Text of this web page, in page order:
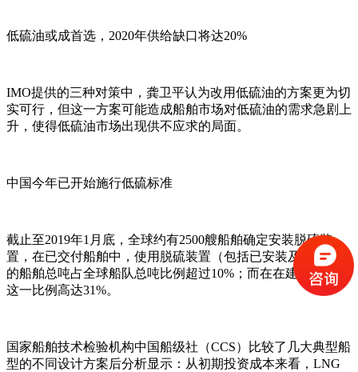
低硫油或成首选，2020年供给缺口将达20%
IMO提供的三种对策中，龚卫平认为改用低硫油的方案更为切
实可行，但这一方案可能造成船舶市场对低硫油的需求急剧上
升，使得低硫油市场出现供不应求的局面。
中国今年已开始施行低硫标准
截止至2019年1月底，全球约有2500艘船舶确定安装脱硫装
置，在已交付船舶中，使用脱硫装置（包括已安装及待安装）
的船舶总吨占全球船队总吨比例超过10%；而在在建船舶中，
这一比例高达31%。
国家船舶技术检验机构中国船级社（CCS）比较了几大典型船
型的不同设计方案后分析显示：从初期投资成本来看，LNG